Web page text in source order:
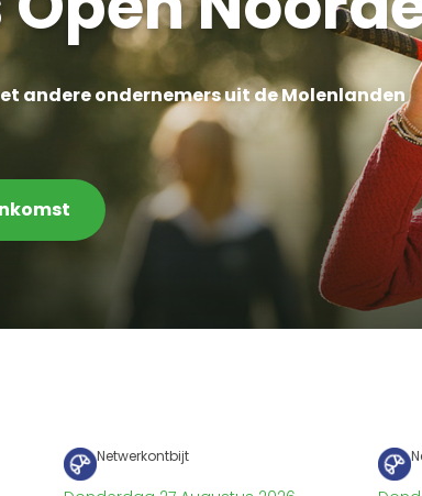
andere ondernemers uit de Molenlanden
Netwerkontbijt